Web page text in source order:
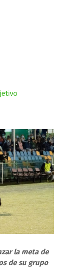
la meta de
de su grupo